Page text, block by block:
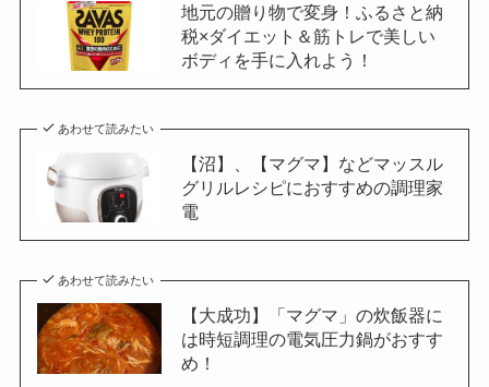
地元の贈り物で変身！ふるさと納
税×ダイエット＆筋トレで美しい
ボディを手に入れよう！
あわせて読みたい
【沼】、【マグマ】などマッスル
グリルレシピにおすすめの調理家
電
あわせて読みたい
【大成功】「マグマ」の炊飯器に
は時短調理の電気圧力鍋がおすす
め！